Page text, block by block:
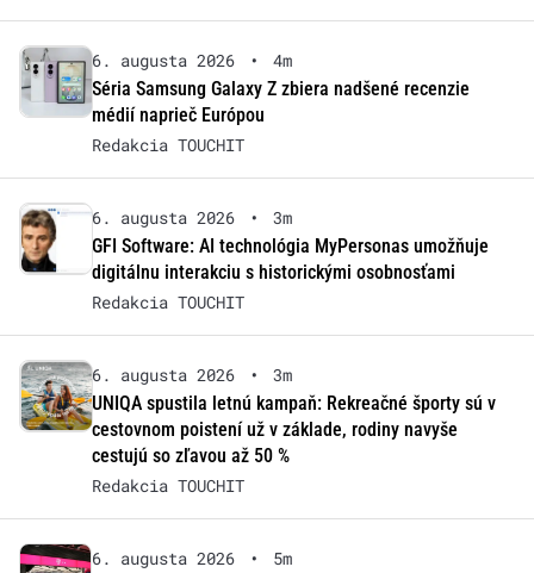
6. augusta 2026 •
4m
Séria Samsung Galaxy Z zbiera nadšené recenzie
médií naprieč Európou
Redakcia TOUCHIT
6. augusta 2026 •
3m
GFI Software: AI technológia MyPersonas umožňuje
digitálnu interakciu s historickými osobnosťami
Redakcia TOUCHIT
6. augusta 2026 •
3m
UNIQA spustila letnú kampaň: Rekreačné športy sú v
cestovnom poistení už v základe, rodiny navyše
cestujú so zľavou až 50 %
Redakcia TOUCHIT
6. augusta 2026 •
5m